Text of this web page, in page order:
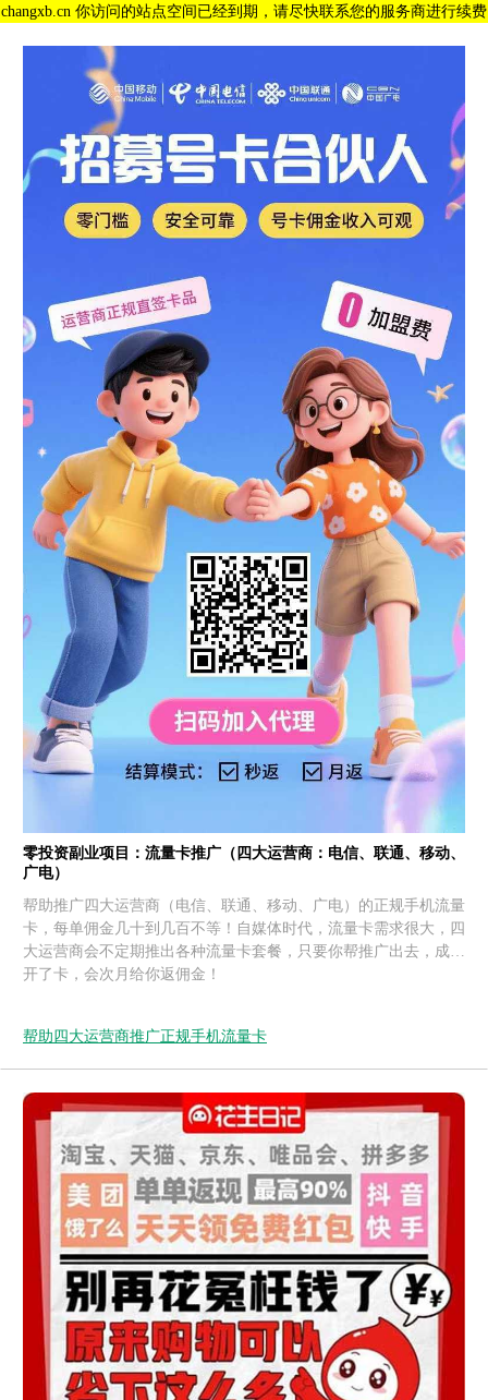
changxb.cn 你访问的站点空间已经到期，请尽快联系您的服务商进行续费
零投资副业项目：流量卡推广（四大运营商：电信、联通、移动、
广电）
帮助推广四大运营商（电信、联通、移动、广电）的正规手机流量
卡，每单佣金几十到几百不等！自媒体时代，流量卡需求很大，四
大运营商会不定期推出各种流量卡套餐，只要你帮推广出去，成功
开了卡，会次月给你返佣金！
帮助四大运营商推广正规手机流量卡